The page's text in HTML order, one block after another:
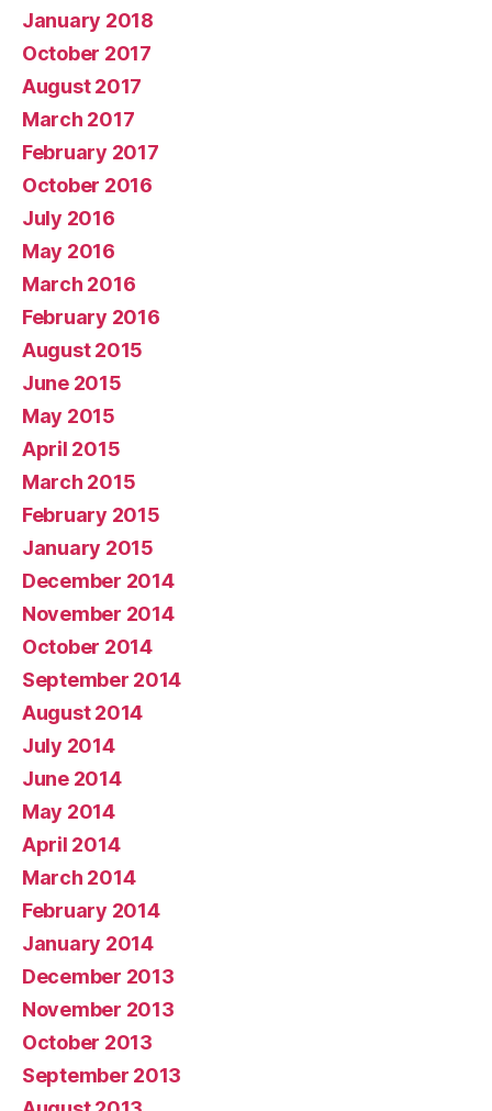
January 2018
October 2017
August 2017
March 2017
February 2017
October 2016
July 2016
May 2016
March 2016
February 2016
August 2015
June 2015
May 2015
April 2015
March 2015
February 2015
January 2015
December 2014
November 2014
October 2014
September 2014
August 2014
July 2014
June 2014
May 2014
April 2014
March 2014
February 2014
January 2014
December 2013
November 2013
October 2013
September 2013